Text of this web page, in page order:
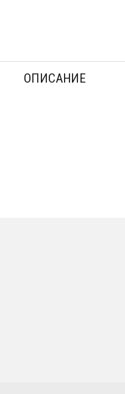
ОПИСАНИЕ